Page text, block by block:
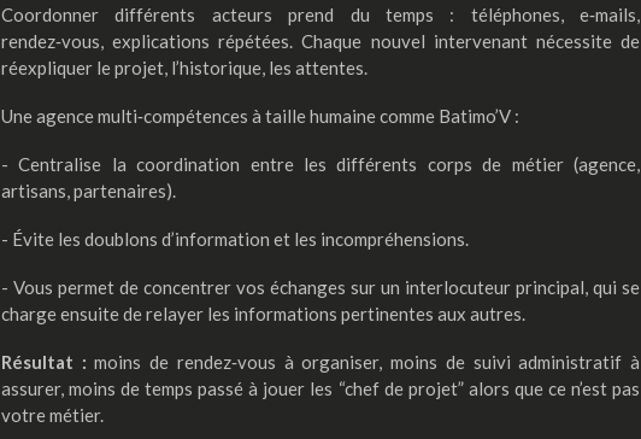
Coordonner différents acteurs prend du temps : téléphones, e‑mails,
rendez‑vous, explications répétées. Chaque nouvel intervenant nécessite de
réexpliquer le projet, l’historique, les attentes.
Une agence multi‑compétences à taille humaine comme Batimo’V :
- Centralise la coordination entre les différents corps de métier (agence,
artisans, partenaires).
- Évite les doublons d’information et les incompréhensions.
- Vous permet de concentrer vos échanges sur un interlocuteur principal, qui se
charge ensuite de relayer les informations pertinentes aux autres.
Résultat : moins de rendez‑vous à organiser, moins de suivi administratif à
assurer, moins de temps passé à jouer les “chef de projet” alors que ce n’est pas
votre métier.